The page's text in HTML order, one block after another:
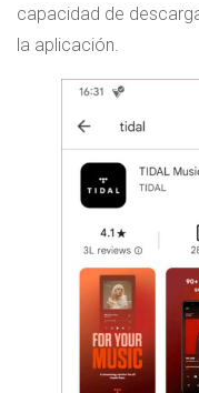
capacidad de
la aplicación.